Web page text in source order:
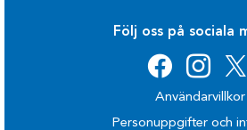
Följ oss på sociala
Användarvillkor
Personuppgifter och